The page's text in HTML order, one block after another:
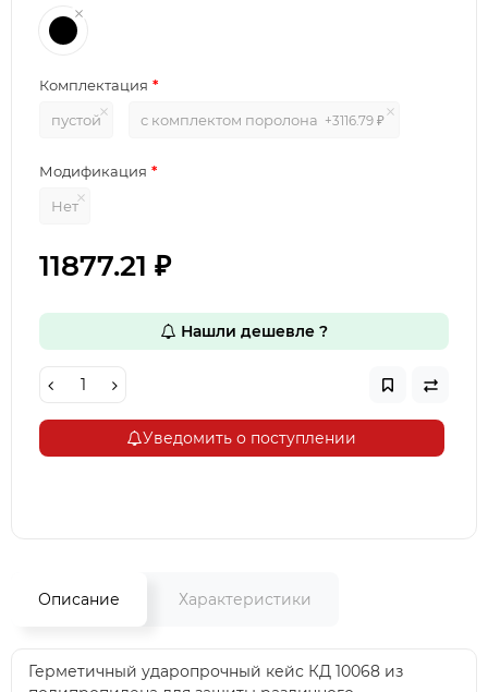
Комплектация
пустой
с комплектом поролона +3116.79 ₽
Модификация
Нет
11877.21 ₽
Нашли дешевле ?
Уведомить о поступлении
Описание Характеристики
Герметичный ударопрочный кейс КД 10068 из